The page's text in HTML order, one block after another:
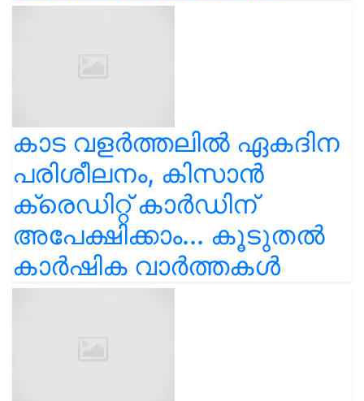
കാട വളര്‍ത്തലിൽ ഏകദിന
പരിശീലനം, കിസാൻ
ക്രെഡിറ്റ് കാർഡിന്
അപേക്ഷിക്കാം... കൂടുതൽ
കാർഷിക വാർത്തകൾ